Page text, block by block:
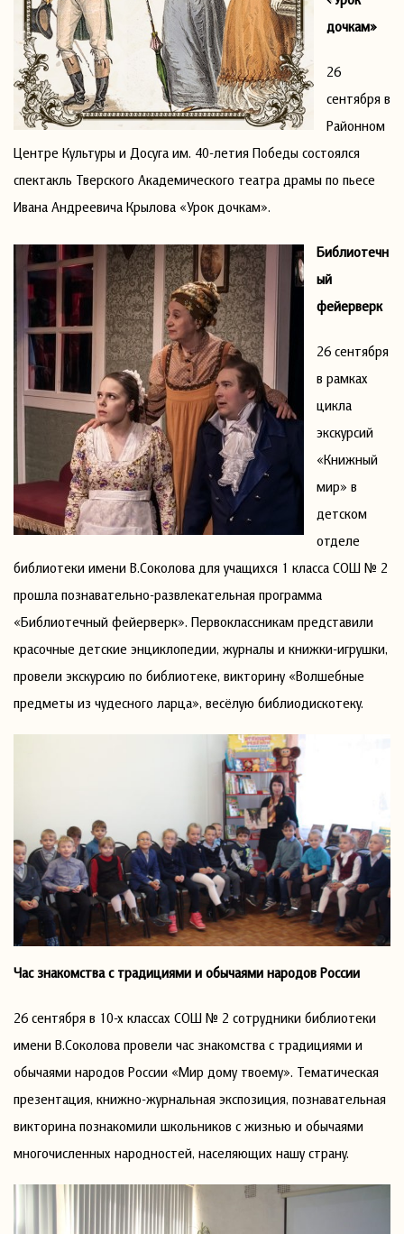
дочкам»
26
сентября в
Районном
Центре Культуры и Досуга им. 40-летия Победы состоялся
спектакль Тверского Академического театра драмы по пьесе
Ивана Андреевича Крылова «Урок дочкам».
Библиотечн
ый
фейерверк
26 сентября
в рамках
цикла
экскурсий
«Книжный
мир» в
детском
отделе
библиотеки имени В.Соколова для учащихся 1 класса СОШ № 2
прошла познавательно-развлекательная программа
«Библиотечный фейерверк». Первоклассникам представили
красочные детские энциклопедии, журналы и книжки-игрушки,
провели экскурсию по библиотеке, викторину «Волшебные
предметы из чудесного ларца», весёлую библиодискотеку.
Час знакомства с традициями и обычаями народов России
26 сентября в 10-х классах СОШ № 2 сотрудники библиотеки
имени В.Соколова провели час знакомства с традициями и
обычаями народов России «Мир дому твоему». Тематическая
презентация, книжно-журнальная экспозиция, познавательная
викторина познакомили школьников с жизнью и обычаями
многочисленных народностей, населяющих нашу страну.